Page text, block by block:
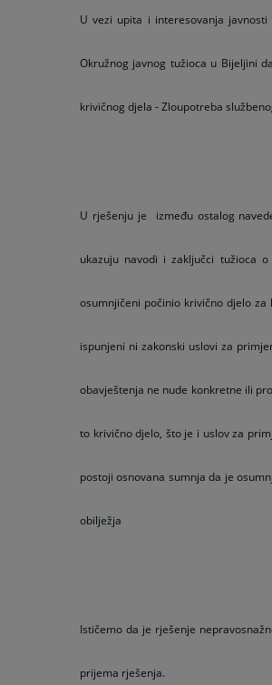
U vezi upita i interesovanja
Okružnog javnog tužioca u Bijeljini
krivičnog djela - Zloupotreba
U rješenju je između ostalog
ukazuju navodi i zaključci tužioca
osumnjičeni počinio krivično djelo
ispunjeni ni zakonski uslovi za
obavještenja ne nude konkretne ili
to krivično djelo, što je i uslov za
postoji osnovana sumnja da je
obilježja
Ističemo da je rješenje
prijema rješenja.